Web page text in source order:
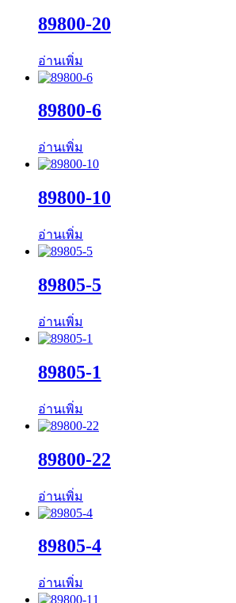
89800-20
อ่านเพิ่ม
89800-6
อ่านเพิ่ม
89800-10
อ่านเพิ่ม
89805-5
อ่านเพิ่ม
89805-1
อ่านเพิ่ม
89800-22
อ่านเพิ่ม
89805-4
อ่านเพิ่ม